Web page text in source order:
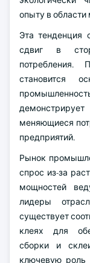
опыту в
Эта тенденция
сдвиг в
становится
меняющиеся
предприятий.
Рынок
спрос из-за
мощностей
лидеры
существует
клеях для
сборки и
ключевую роль